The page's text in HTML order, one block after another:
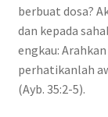
berbuat dosa?
dan kepada
engkau:
perhatikanlah
(Ayb. 35:2-5).